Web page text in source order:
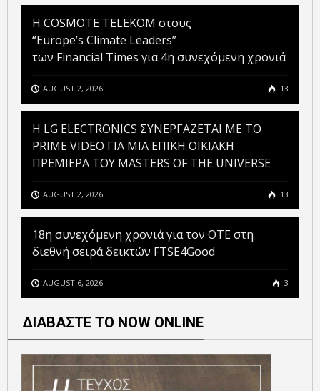
Η COSMOTE TELEKOM στους
“Europe’s Climate Leaders”
των Financial Times για 4η συνεχόμενη χρονιά
AUGUST 2, 2026 13
H LG ELECTRONICS ΣΥΝΕΡΓΑΖΕΤΑΙ ΜΕ ΤΟ
PRIME VIDEO ΓΙΑ ΜΙΑ ΕΠΙΚΗ ΟΙΚΙΑΚΗ
ΠΡΕΜΙΕΡΑ ΤΟΥ MASTERS OF THE UNIVERSE
AUGUST 2, 2026 13
18η συνεχόμενη χρονιά για τον ΟΤΕ στη
διεθνή σειρά δεικτών FTSE4Good
AUGUST 6, 2026 3
ΔΙΑΒΑΣΤΕ ΤΟ NOW ONLINE